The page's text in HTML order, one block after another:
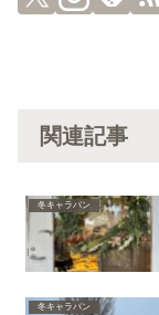
関連記事
冬キャラバン
冬キャラバン